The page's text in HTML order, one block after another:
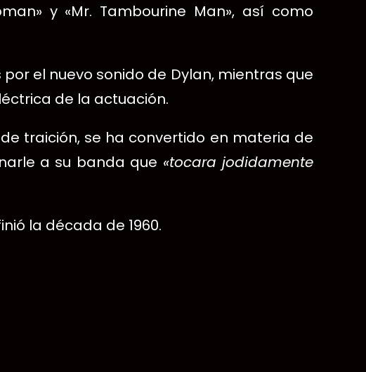
y «Mr. Tambourine Man», así como
el nuevo sonido de Dylan, mientras que
de la actuación.
traición, se ha convertido en materia de
a su banda que «tocara jodidamente
la década de 1960.